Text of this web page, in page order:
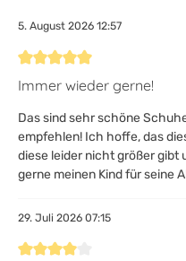
5. August 2026 12:57
Bewertung mit 5 von 5 Sternen
Immer wieder gerne!
Das sind sehr schöne
empfehlen! Ich hoffe, das
diese leider nicht größer gibt
gerne meinen Kind für seine
29. Juli 2026 07:15